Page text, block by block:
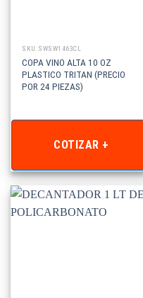
SKU: SWSW1463CL
COPA VINO ALTA 10 OZ
PLASTICO TRITAN (PRECIO
POR 24 PIEZAS)
COTIZAR +